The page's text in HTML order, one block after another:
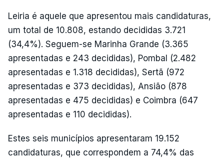
Leiria é aquele que apresentou mais candidaturas,
um total de 10.808, estando decididas 3.721
(34,4%). Seguem-se Marinha Grande (3.365
apresentadas e 243 decididas), Pombal (2.482
apresentadas e 1.318 decididas), Sertã (972
apresentadas e 373 decididas), Ansião (878
apresentadas e 475 decididas) e Coimbra (647
apresentadas e 110 decididas).
Estes seis municípios apresentaram 19.152
candidaturas, que correspondem a 74,4% das